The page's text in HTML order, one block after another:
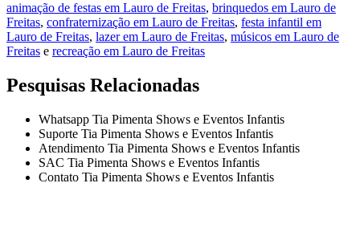
animação de festas em Lauro de Freitas, brinquedos em Lauro de
Freitas, confraternização em Lauro de Freitas, festa infantil em
Lauro de Freitas, lazer em Lauro de Freitas, músicos em Lauro de
Freitas e recreação em Lauro de Freitas
Pesquisas Relacionadas
Whatsapp Tia Pimenta Shows e Eventos Infantis
Suporte Tia Pimenta Shows e Eventos Infantis
Atendimento Tia Pimenta Shows e Eventos Infantis
SAC Tia Pimenta Shows e Eventos Infantis
Contato Tia Pimenta Shows e Eventos Infantis